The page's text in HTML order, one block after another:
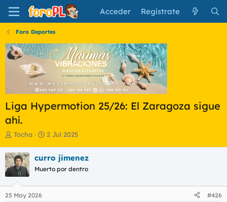
Acceder Regístrate
Foro Deportes
Liga Hypermotion 25/26: El Zaragoza sigue
ahí.
I
i
c
a
d
o
Tocha
F
h
a
e
2 Jul 2025
curro jimenez
Muerto por dentro
25 May 2026 #426